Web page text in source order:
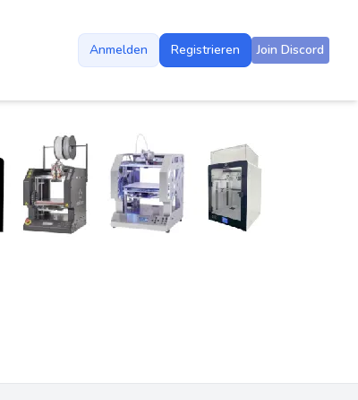
Anmelden Registrieren Join Discord